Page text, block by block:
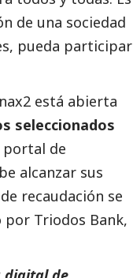
de una sociedad
pueda participar
está abierta
seleccionados
portal de
alcanzar sus
recaudación se
Triodos Bank,